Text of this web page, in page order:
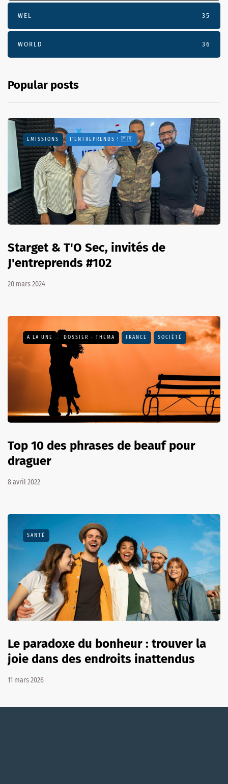
WEL 35
WORLD 36
Popular posts
EMISSIONS J'ENTREPRENDS ! 🇫🇷
Starget & T'O Sec, invités de
J'entreprends #102
20 mars 2024
A LA UNE DOSSIER - THEMA FRANCE SOCIÉTÉ
Top 10 des phrases de beauf pour
draguer
8 avril 2022
SANTÉ
Le paradoxe du bonheur : trouver la
joie dans des endroits inattendus
11 mars 2026